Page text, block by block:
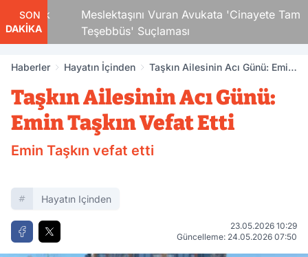
SON
DAKİKA
Meslektaşını Vuran Avukata 'Cinayete Tam
Teşebbüs' Suçlaması
Haberler Hayatın İçinden
Taşkın Ailesinin Acı Günü: Emin
Taşkın Ailesinin Acı Günü:
Emin Taşkın Vefat Etti
Emin Taşkın vefat etti
Hayatın Içinden
23.05.2026 10:29
Güncelleme: 24.05.2026 07:50